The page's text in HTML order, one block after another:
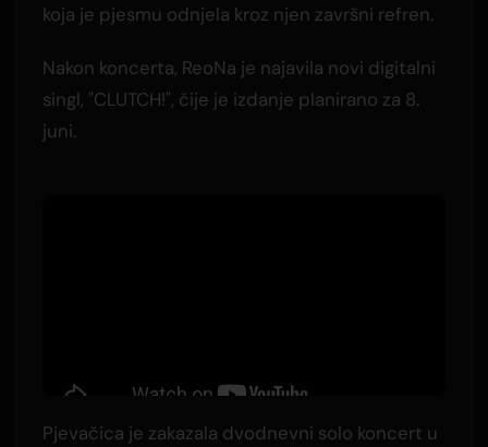
koja je pjesmu odnjela kroz njen završni refren.
Nakon koncerta, ReoNa je najavila novi digitalni
singl, "CLUTCH!", čije je izdanje planirano za 8.
juni.
Pjevačica je zakazala dvodnevni solo koncert u